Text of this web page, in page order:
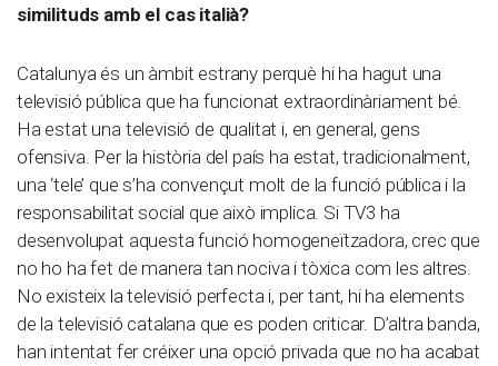
similituds amb el cas italià?
Catalunya és un àmbit estrany perquè hi ha hagut una
televisió pública que ha funcionat extraordinàriament bé.
Ha estat una televisió de qualitat i, en general, gens
ofensiva. Per la història del país ha estat, tradicionalment,
una ‘tele’ que s’ha convençut molt de la funció pública i la
responsabilitat social que això implica. Si TV3 ha
desenvolupat aquesta funció homogeneïtzadora, crec que
no ho ha fet de manera tan nociva i tòxica com les altres.
No existeix la televisió perfecta i, per tant, hi ha elements
de la televisió catalana que es poden criticar. D’altra banda,
han intentat fer créixer una opció privada que no ha acabat